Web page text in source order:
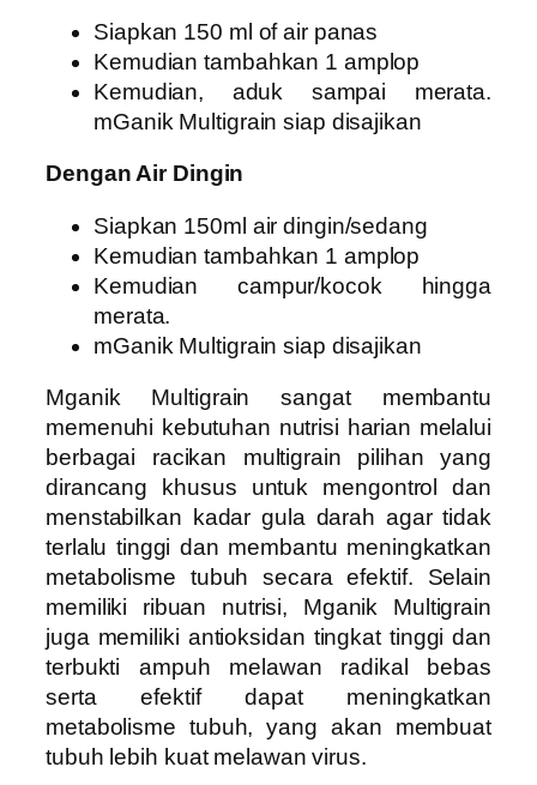
Siapkan 150 ml of air panas
Kemudian tambahkan 1 amplop
Kemudian, aduk sampai merata.
mGanik Multigrain siap disajikan
Dengan Air Dingin
Siapkan 150ml air dingin/sedang
Kemudian tambahkan 1 amplop
Kemudian campur/kocok hingga
merata.
mGanik Multigrain siap disajikan
Mganik Multigrain sangat membantu
memenuhi kebutuhan nutrisi harian melalui
berbagai racikan multigrain pilihan yang
dirancang khusus untuk mengontrol dan
menstabilkan kadar gula darah agar tidak
terlalu tinggi dan membantu meningkatkan
metabolisme tubuh secara efektif. Selain
memiliki ribuan nutrisi, Mganik Multigrain
juga memiliki antioksidan tingkat tinggi dan
terbukti ampuh melawan radikal bebas
serta efektif dapat meningkatkan
metabolisme tubuh, yang akan membuat
tubuh lebih kuat melawan virus.